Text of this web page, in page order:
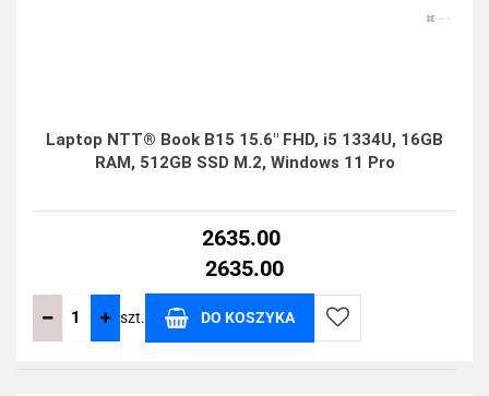
Laptop NTT® Book B15 15.6" FHD, i5 1334U, 16GB
RAM, 512GB SSD M.2, Windows 11 Pro
2635.00
2635.00
szt. DO KOSZYKA
Do